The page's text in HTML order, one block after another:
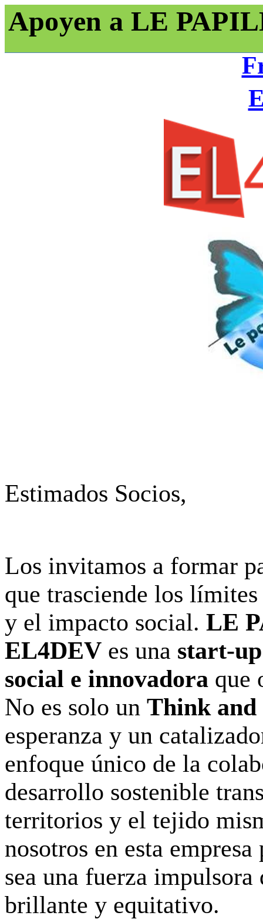
Apoyen a LE
Estimados Socios,
Los invitamos a formar
que trasciende los
y el impacto social. LE
EL4DEV es una start-
social e innovadora que
No es solo un Think and
esperanza y un
enfoque único de la
desarrollo sostenible
territorios y el tejido
nosotros en esta
sea una fuerza
brillante y equitativo.